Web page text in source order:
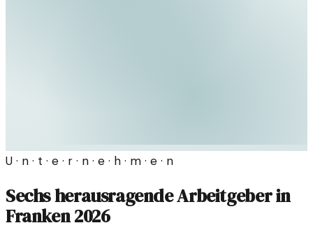
U · n · t · e · r · n · e · h · m · e · n
Sechs herausragende Arbeitgeber in
Franken 2026